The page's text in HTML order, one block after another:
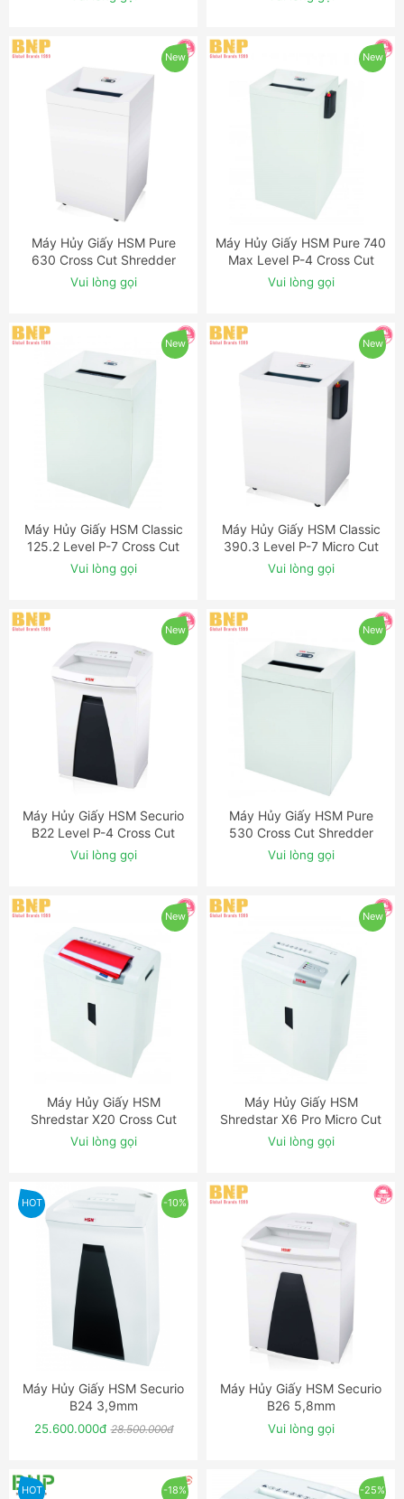
New
ĐẶT NGAY
Máy Hủy Giấy HSM Pure
630 Cross Cut Shredder
Vui lòng gọi
New
ĐẶT NGAY
Máy Hủy Giấy HSM Pure 740
Max Level P-4 Cross Cut
Shredder
Vui lòng gọi
New
ĐẶT NGAY
Máy Hủy Giấy HSM Classic
125.2 Level P-7 Cross Cut
Shredder with Automatic
Oiler
Vui lòng gọi
New
ĐẶT NGAY
Máy Hủy Giấy HSM Classic
390.3 Level P-7 Micro Cut
Shredder with Automatic
Oiler
Vui lòng gọi
New
ĐẶT NGAY
Máy Hủy Giấy HSM Securio
B22 Level P-4 Cross Cut
Shredder
Vui lòng gọi
New
ĐẶT NGAY
Máy Hủy Giấy HSM Pure
530 Cross Cut Shredder
Vui lòng gọi
New
ĐẶT NGAY
Máy Hủy Giấy HSM
Shredstar X20 Cross Cut
Shredder
Vui lòng gọi
New
ĐẶT NGAY
Máy Hủy Giấy HSM
Shredstar X6 Pro Micro Cut
Shredder
Vui lòng gọi
HOT -10%
ĐẶT NGAY
Máy Hủy Giấy HSM Securio
B24 3,9mm
25.600.000đ 28.500.000đ
ĐẶT NGAY
Máy Hủy Giấy HSM Securio
B26 5,8mm
Vui lòng gọi
HOT -18% -25%